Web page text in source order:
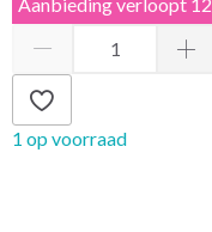
1 op voorraad